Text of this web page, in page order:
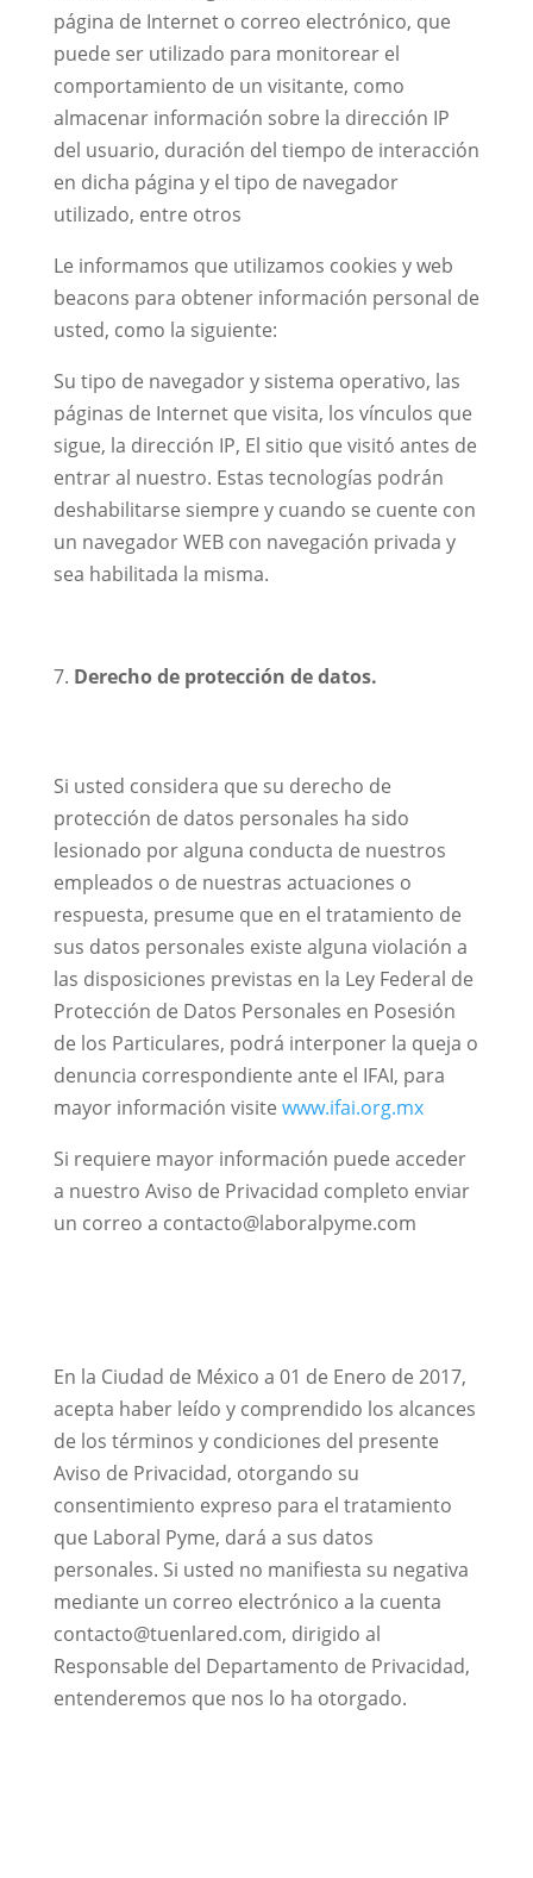
página de Internet o correo electrónico, que
puede ser utilizado para monitorear el
comportamiento de un visitante, como
almacenar información sobre la dirección IP
del usuario, duración del tiempo de interacción
en dicha página y el tipo de navegador
utilizado, entre otros
Le informamos que utilizamos cookies y web
beacons para obtener información personal de
usted, como la siguiente:
Su tipo de navegador y sistema operativo, las
páginas de Internet que visita, los vínculos que
sigue, la dirección IP, El sitio que visitó antes de
entrar al nuestro. Estas tecnologías podrán
deshabilitarse siempre y cuando se cuente con
un navegador WEB con navegación privada y
sea habilitada la misma.
Derecho de protección de datos.
Si usted considera que su derecho de
protección de datos personales ha sido
lesionado por alguna conducta de nuestros
empleados o de nuestras actuaciones o
respuesta, presume que en el tratamiento de
sus datos personales existe alguna violación a
las disposiciones previstas en la Ley Federal de
Protección de Datos Personales en Posesión
de los Particulares, podrá interponer la queja o
denuncia correspondiente ante el IFAI, para
mayor información visite www.ifai.org.mx
Si requiere mayor información puede acceder
a nuestro Aviso de Privacidad completo enviar
un correo a contacto@laboralpyme.com
En la Ciudad de México a 01 de Enero de 2017,
acepta haber leído y comprendido los alcances
de los términos y condiciones del presente
Aviso de Privacidad, otorgando su
consentimiento expreso para el tratamiento
que Laboral Pyme, dará a sus datos
personales. Si usted no manifiesta su negativa
mediante un correo electrónico a la cuenta
contacto@tuenlared.com, dirigido al
Responsable del Departamento de Privacidad,
entenderemos que nos lo ha otorgado.